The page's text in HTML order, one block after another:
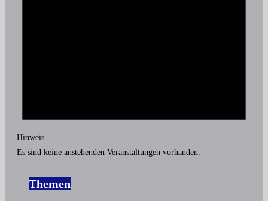
Hinweis
Es sind keine anstehenden Veranstaltungen vorhanden.
Themen